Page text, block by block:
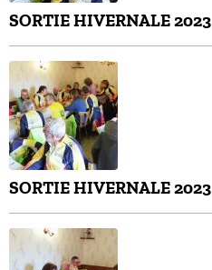
SORTIE HIVERNALE 2023
SORTIE HIVERNALE 2023